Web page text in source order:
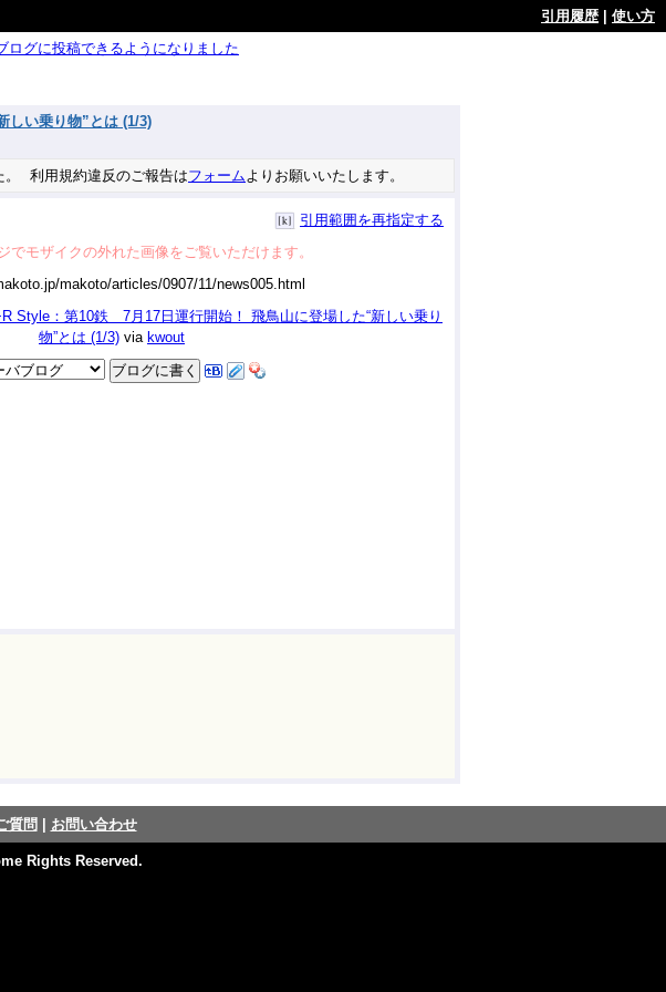
引用履歴
使い方
ログに投稿できるようになりました
い乗り物”とは (1/3)
利用規約違反のご報告はフォーム よりお願いいたします。
引用範囲を再指定する
でモザイクの外れた画像をご覧いただけます。
Style：第10鉄 7月17日運行開始！ 飛鳥山に登場した“新しい乗り
物”とは (1/3) via kwout
質問 | お問い合わせ
Rights Reserved.